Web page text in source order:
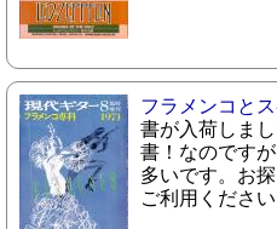
フラメンコと
書が入荷しま
書！なのです
多いです。お
ご利用くださ